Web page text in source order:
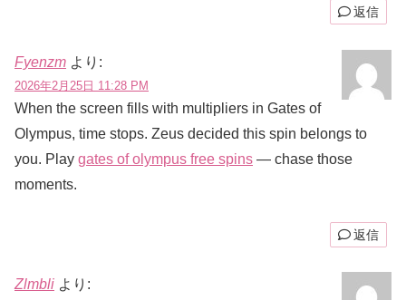
返信
Fyenzm より:
2026年2月25日 11:28 PM
When the screen fills with multipliers in Gates of
Olympus, time stops. Zeus decided this spin belongs to
you. Play gates of olympus free spins — chase those
moments.
返信
Zlmbli より: